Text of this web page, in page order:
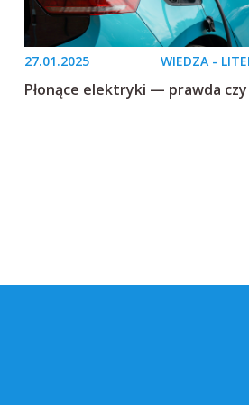
27.01.2025 WIEDZA -
Płonące elektryki — prawda